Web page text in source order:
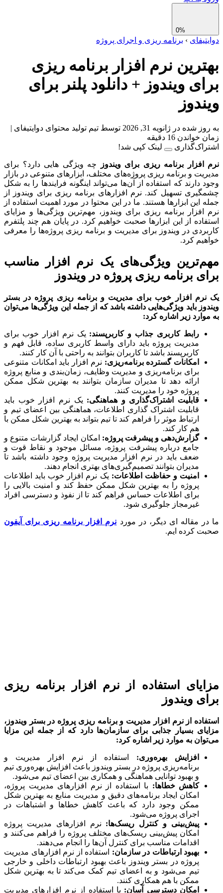
› برنامه ریزی و اجرای پروژه
نرم افزار برنامه ریزی
ویندوز + دانلود پلنر برای
شده در ژانویه 31, 2026 توسط تیم تولید محتوای دوایتیفای |
16 دقیقه
لینک کپی شد!
افزار برنامه ریزی برای ویندوزچه ویژگی هایی دارد؟ برای
و برنامه ریزی پروژه‌های مختلف، ابزارهای متنوعی در بازار
دارند که استفاده از آن‌ها می‌تواند اینگونه فرایندها را به شکل
تسهیل کند. نرم افزارهای برنامه ریزی برای ویندوز از
این ابزارها هستند. ما در این محتوا در مورد اهمیت استفاده از
افزار برنامه ریزی برای ویندوز، مهم‌ترین ویژگی‌ها و مزایای
از این ابزارها صحبت خواهیم کرد. در پایان هم چند پلتفرم
در ویندوز برای مدیریت و برنامه ریزی پروژه‌ها را معرفی
کرد.
ویژگی‌های یک نرم افزار مناسب
برنامه ریزی پروژه در ویندوز
افزار خوب برای مدیریت و برنامه ریزی پروژه در بستر
باید ویژگی‌هایی داشته باشد که از جمله این ویژگی‌ها می‌توان
زیر اشاره کرد:
رابط کاربری جذاب و کاربر‌پسند :یک نرم افزار خوب برای
مدیریت پروژه باید دارای واسط کاربری ساده، قابل فهم و
کاربر‌پسند باشد تا کاربران بتوانند به راحتی با آن کار کنند.
امکانات گسترده برنامه‌ریزی: نرم افزار باید امکانات متنوعی
برای برنامه‌ریزی و مدیریت وظایف، زمان‌بندی و منابع پروژه
ارائه دهد تا مدیران سازمان بتوانند به بهترین شکل ممکن
پروژه خود را مدیریت کنند.
قابلیت اشتراک‌گذاری و هماهنگی:یک نرم افزار خوب باید
قابلیت اشتراک گذاری اطلاعات، هماهنگی بین اعضای تیم و
ارتباط موثر را فراهم کند تا تیم بتواند به بهترین شکل ممکن با
هم کار کند.
گزارش‌دهی و پیشرفت پروژه: امکان ایجاد گزارشات متنوع و
جامع درباره پیشرفت پروژه، مسائل موجود و نقاط قوت و
ضعف باید در نرم افزار مدیریت پروژه وجود داشته باشد تا
مدیران بتوانند تصمیم‌گیری‌های بهتری انجام دهند.
امنیت و حفاظت اطلاعات:یک نرم افزار خوب باید اطلاعات
پروژه را به بهترین شکل ممکن حفظ کند و امنیت بالایی را
برای اطلاعات حساس فراهم کند تا از نفوذ و دسترسی افراد
غیرمجاز جلوگیری شود.
مقاله ای دیگر، در موردنرم افزار برنامه ریزی برای آیفون
کرده ایم.
استفاده از نرم افزار برنامه ریزی
ویندوز
از نرم افزار مدیریت و برنامه ریزی پروژه در بستر ویندوز،
بسیار جذابی برای سازمان‌ها دارد که از جمله این مزایا
به موارد زیر اشاره کرد:
افزایش بهره‌وری:استفاده از نرم افزار مدیریت و
برنامه‌ریزی پروژه در بستر ویندوز باعث افزایش بهره‌وری تیم
و بهبود توانایی هماهنگی و همکاری بین اعضای تیم می‌شود.
کاهش خطاها:با استفاده از نرم افزارهای مدیریت پروژه،
امکان ایجاد برنامه‌های دقیق و مدیریت منابع به بهترین شکل
ممکن وجود دارد که باعث کاهش خطاها و اشتباهات در
اجرای پروژه می‌شود.
پیش‌بینی و کنترل ریسک‌ها:نرم افزارهای مدیریت پروژه
امکان پیش‌بینی ریسک‌های مختلف پروژه را فراهم می‌کنند و
اقدامات مناسب برای کنترل آن‌ها را انجام می‌دهند.
بهبود ارتباطات در سازمان: استفاده از نرم افزارهای مدیریت
پروژه در بستر ویندوز باعث بهبود ارتباطات داخلی و خارجی
تیم می‌شود و به اعضای تیم کمک می‌کند تا به بهترین شکل
ممکن با هم همکاری کنند.
امکان دسترسی آسان:با استفاده از نرم افزارهای مدیریت